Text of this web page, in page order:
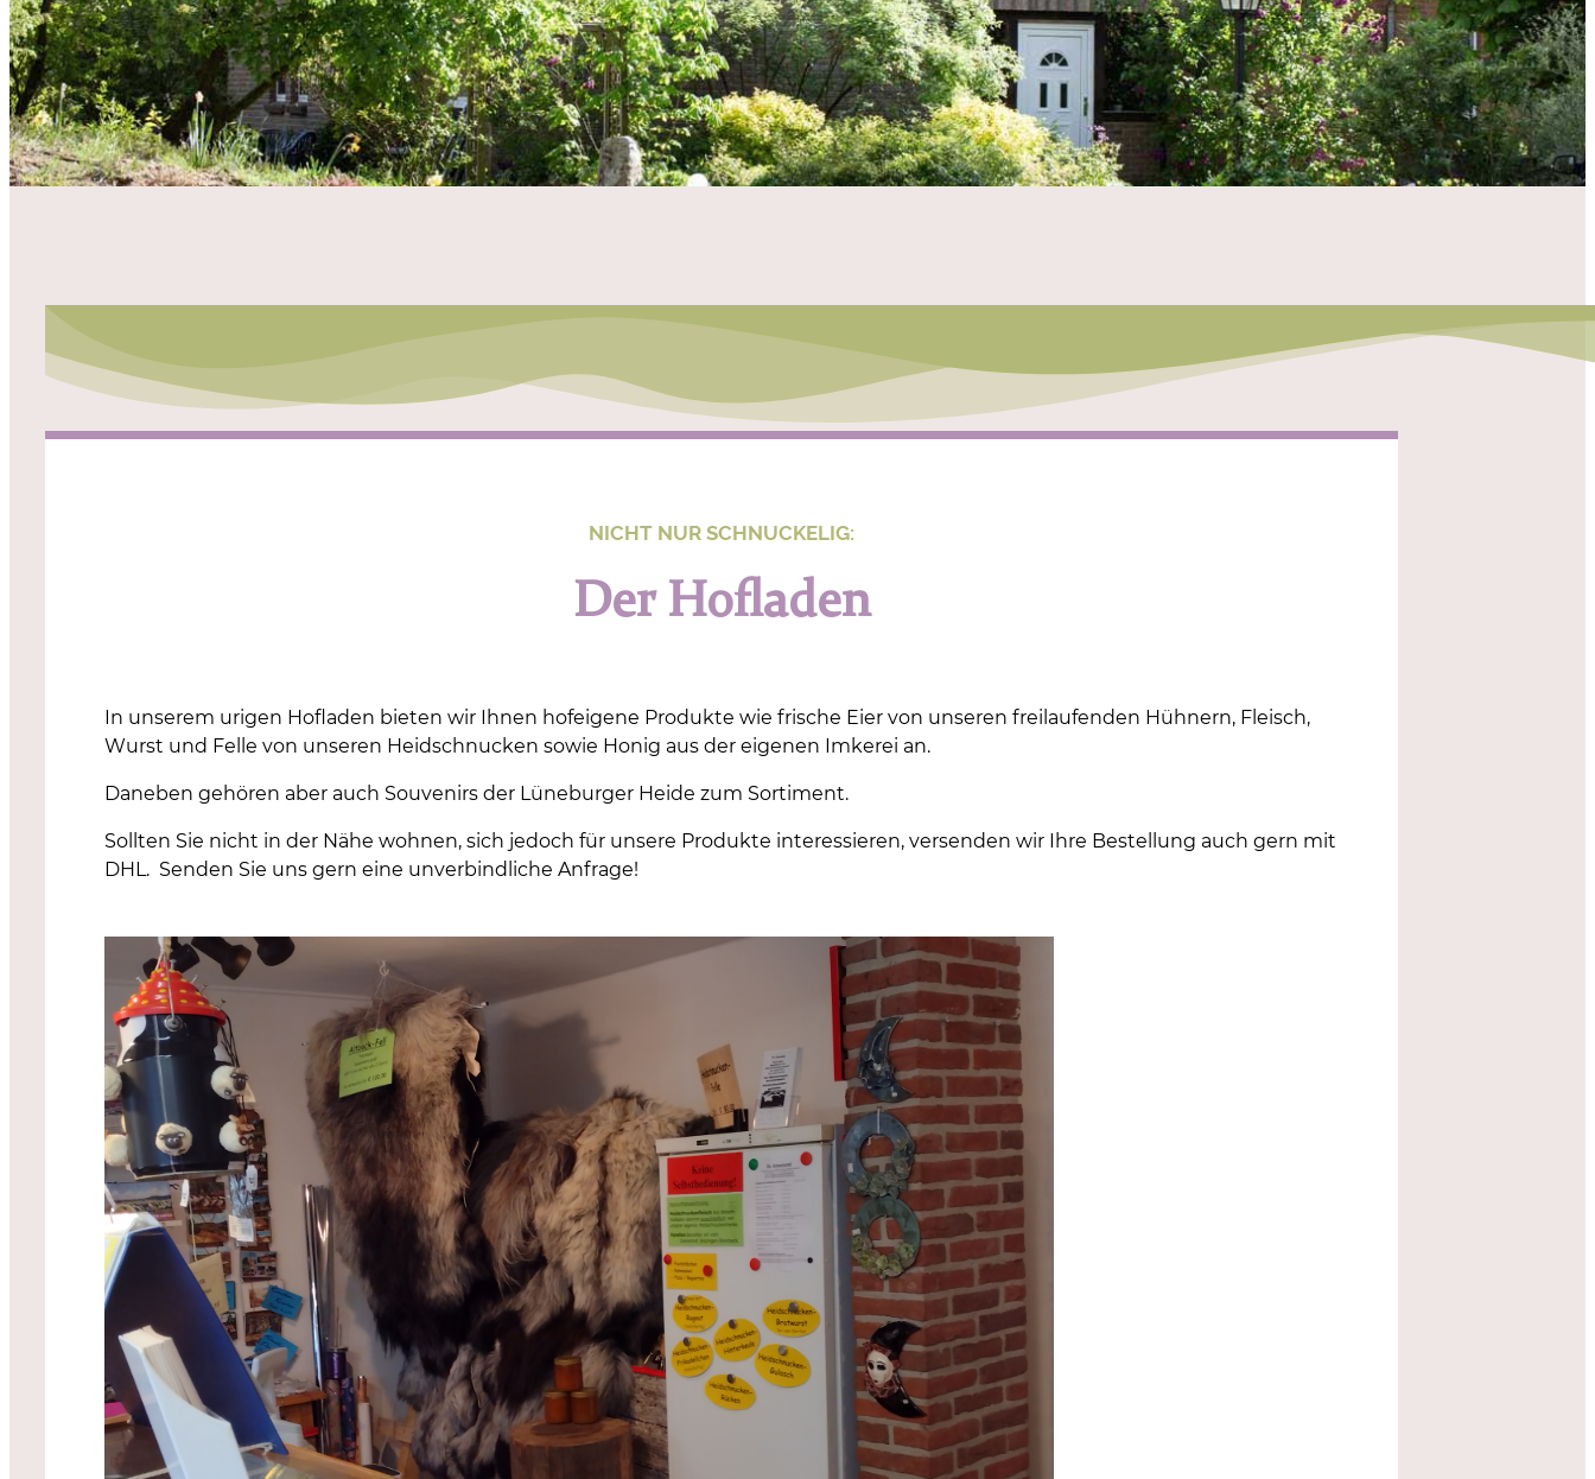
NICHT NUR SCHNUCKELIG:
Der Hofladen
In unserem urigen Hofladen bieten wir Ihnen hofeigene Produkte wie frische Eier von unseren freilaufenden Hühnern, Fleisch,
Wurst und Felle von unseren Heidschnucken sowie Honig aus der eigenen Imkerei an.
Daneben gehören aber auch Souvenirs der Lüneburger Heide zum Sortiment.
Sollten Sie nicht in der Nähe wohnen, sich jedoch für unsere Produkte interessieren, versenden wir Ihre Bestellung auch gern mit
DHL. Senden Sie uns gern eine unverbindliche Anfrage!